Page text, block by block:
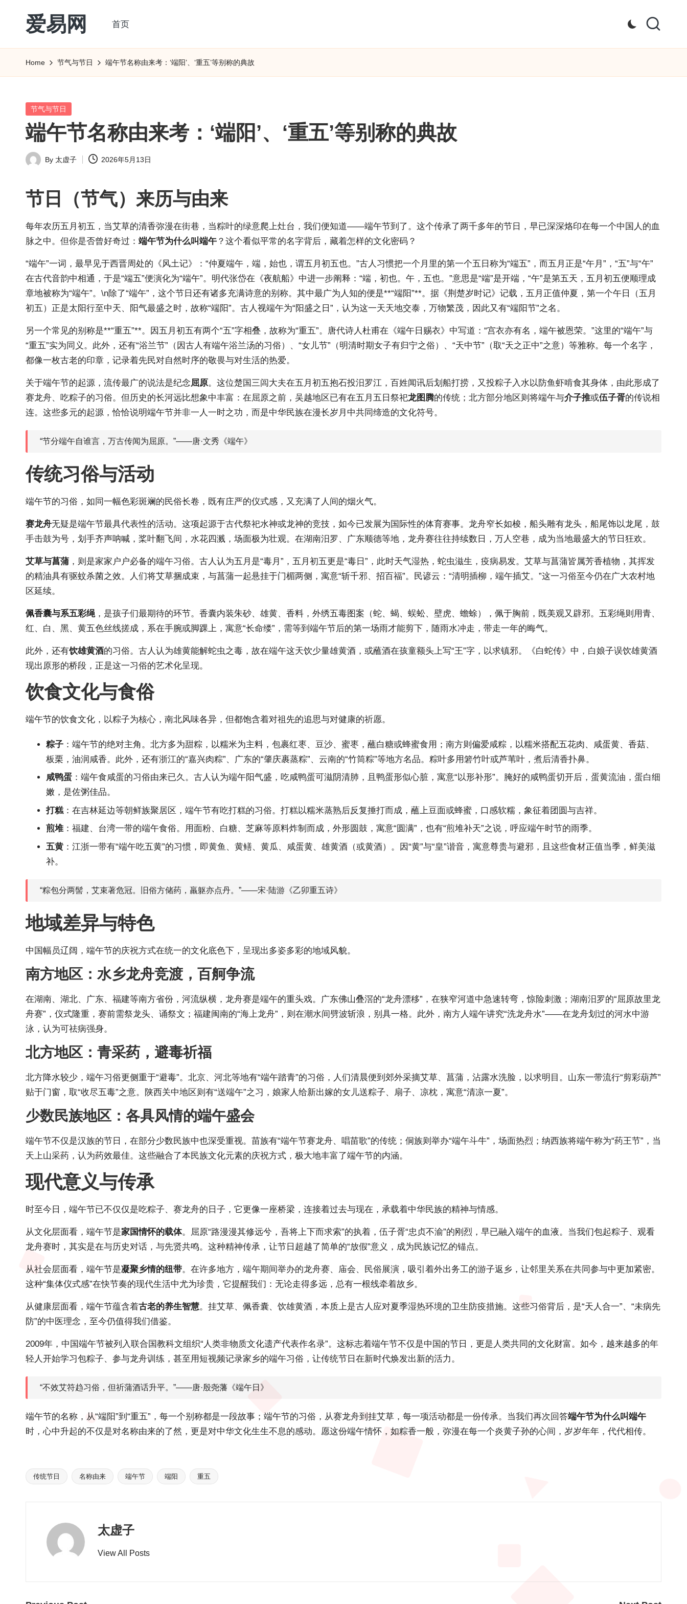
爱易网
历
阳
转
农
历
历
询
_2ebc.com
首页
Home 节气与节日 端午节名称由来考：‘端阳’、‘重五’等别称的典故
Posted
节气与节日
端午节名称由来考：‘端阳’、‘重五’等别称的典故
Posted
By 太虚子 2026年5月13日
节日（节气）来历与由来
每年农历五月初五，当艾草的清香弥漫在街巷，当粽叶的绿意爬上灶台，我们便知道——端午节到了。这个传承了两千多年的节日，早已深深烙印在每一个中国人的血
脉之中。但你是否曾好奇过： 端午节为什么叫端午 ？这个看似平常的名字背后，藏着怎样的文化密码？
“端午”一词，最早见于西晋周处的《风土记》：“仲夏端午，端，始也，谓五月初五也。”古人习惯把一个月里的第一个五日称为“端五”，而五月正是“午月”，“五”与“午”
在古代音韵中相通，于是“端五”便演化为“端午”。明代张岱在《夜航船》中进一步阐释：“端，初也。午，五也。”意思是“端”是开端，“午”是第五天，五月初五便顺理成
章地被称为“端午”。\n除了“端午”，这个节日还有诸多充满诗意的别称。其中最广为人知的便是**“端阳”**。据《荆楚岁时记》记载，五月正值仲夏，第一个午日（五月
初五）正是太阳行至中天、阳气最盛之时，故称“端阳”。古人视端午为“阳盛之日”，认为这一天天地交泰，万物繁茂，因此又有“端阳节”之名。
另一个常见的别称是**“重五”**。因五月初五有两个“五”字相叠，故称为“重五”。唐代诗人杜甫在《端午日赐衣》中写道：“宫衣亦有名，端午被恩荣。”这里的“端午”与
“重五”实为同义。此外，还有“浴兰节”（因古人有端午浴兰汤的习俗）、“女儿节”（明清时期女子有归宁之俗）、“天中节”（取“天之正中”之意）等雅称。每一个名字，
都像一枚古老的印章，记录着先民对自然时序的敬畏与对生活的热爱。
关于端午节的起源，流传最广的说法是纪念屈原。这位楚国三闾大夫在五月初五抱石投汨罗江，百姓闻讯后划船打捞，又投粽子入水以防鱼虾啃食其身体，由此形成了
赛龙舟、吃粽子的习俗。但历史的长河远比想象中丰富：在屈原之前，吴越地区已有在五月五日祭祀龙图腾的传统；北方部分地区则将端午与介子推或伍子胥的传说相
连。这些多元的起源，恰恰说明端午节并非一人一时之功，而是中华民族在漫长岁月中共同缔造的文化符号。
“节分端午自谁言，万古传闻为屈原。”——唐·文秀《端午》
传统习俗与活动
端午节的习俗，如同一幅色彩斑斓的民俗长卷，既有庄严的仪式感，又充满了人间的烟火气。
赛龙舟无疑是端午节最具代表性的活动。这项起源于古代祭祀水神或龙神的竞技，如今已发展为国际性的体育赛事。龙舟窄长如梭，船头雕有龙头，船尾饰以龙尾，鼓
手击鼓为号，划手齐声呐喊，桨叶翻飞间，水花四溅，场面极为壮观。在湖南汨罗、广东顺德等地，龙舟赛往往持续数日，万人空巷，成为当地最盛大的节日狂欢。
艾草与菖蒲 ，则是家家户户必备的端午习俗。古人认为五月是“毒月”，五月初五更是“毒日”，此时天气湿热，蛇虫滋生，疫病易发。艾草与菖蒲皆属芳香植物，其挥发
的精油具有驱蚊杀菌之效。人们将艾草捆成束，与菖蒲一起悬挂于门楣两侧，寓意“斩千邪、招百福”。民谚云：“清明插柳，端午插艾。”这一习俗至今仍在广大农村地
区延续。
佩香囊与系五彩绳，是孩子们最期待的环节。香囊内装朱砂、雄黄、香料，外绣五毒图案（蛇、蝎、蜈蚣、壁虎、蟾蜍），佩于胸前，既美观又辟邪。五彩绳则用青、
红、白、黑、黄五色丝线搓成，系在手腕或脚踝上，寓意“长命缕”，需等到端午节后的第一场雨才能剪下，随雨水冲走，带走一年的晦气。
此外，还有饮雄黄酒的习俗。古人认为雄黄能解蛇虫之毒，故在端午这天饮少量雄黄酒，或蘸酒在孩童额头上写“王”字，以求镇邪。《白蛇传》中，白娘子误饮雄黄酒
现出原形的桥段，正是这一习俗的艺术化呈现。
饮食文化与食俗
端午节的饮食文化，以粽子为核心，南北风味各异，但都饱含着对祖先的追思与对健康的祈愿。
粽子 ：端午节的绝对主角。北方多为甜粽，以糯米为主料，包裹红枣、豆沙、蜜枣，蘸白糖或蜂蜜食用；南方则偏爱咸粽，以糯米搭配五花肉、咸蛋黄、香菇、
板栗，油润咸香。此外，还有浙江的“嘉兴肉粽”、广东的“肇庆裹蒸粽”、云南的“竹筒粽”等地方名品。粽叶多用箬竹叶或芦苇叶，煮后清香扑鼻。
咸鸭蛋 ：端午食咸蛋的习俗由来已久。古人认为端午阳气盛，吃咸鸭蛋可滋阴清肺，且鸭蛋形似心脏，寓意“以形补形”。腌好的咸鸭蛋切开后，蛋黄流油，蛋白细
嫩，是佐粥佳品。
打糕 ：在吉林延边等朝鲜族聚居区，端午节有吃打糕的习俗。打糕以糯米蒸熟后反复捶打而成，蘸上豆面或蜂蜜，口感软糯，象征着团圆与吉祥。
煎堆 ：福建、台湾一带的端午食俗。用面粉、白糖、芝麻等原料炸制而成，外形圆鼓，寓意“圆满”，也有“煎堆补天”之说，呼应端午时节的雨季。
五黄 ：江浙一带有“端午吃五黄”的习惯，即黄鱼、黄鳝、黄瓜、咸蛋黄、雄黄酒（或黄酒）。因“黄”与“皇”谐音，寓意尊贵与避邪，且这些食材正值当季，鲜美滋
补。
“粽包分两髻，艾束著危冠。旧俗方储药，羸躯亦点丹。”——宋·陆游《乙卯重五诗》
地域差异与特色
中国幅员辽阔，端午节的庆祝方式在统一的文化底色下，呈现出多姿多彩的地域风貌。
南方地区：水乡龙舟竞渡，百舸争流
在湖南、湖北、广东、福建等南方省份，河流纵横，龙舟赛是端午的重头戏。广东佛山叠滘的“龙舟漂移”，在狭窄河道中急速转弯，惊险刺激；湖南汨罗的“屈原故里龙
舟赛”，仪式隆重，赛前需祭龙头、诵祭文；福建闽南的“海上龙舟”，则在潮水间劈波斩浪，别具一格。此外，南方人端午讲究“洗龙舟水”——在龙舟划过的河水中游
泳，认为可祛病强身。
北方地区：青采药，避毒祈福
北方降水较少，端午习俗更侧重于“避毒”。北京、河北等地有“端午踏青”的习俗，人们清晨便到郊外采摘艾草、菖蒲，沾露水洗脸，以求明目。山东一带流行“剪彩葫芦”
贴于门窗，取“收尽五毒”之意。陕西关中地区则有“送端午”之习，娘家人给新出嫁的女儿送粽子、扇子、凉枕，寓意“清凉一夏”。
少数民族地区：各具风情的端午盛会
端午节不仅是汉族的节日，在部分少数民族中也深受重视。苗族有“端午节赛龙舟、唱苗歌”的传统；侗族则举办“端午斗牛”，场面热烈；纳西族将端午称为“药王节”，当
天上山采药，认为药效最佳。这些融合了本民族文化元素的庆祝方式，极大地丰富了端午节的内涵。
现代意义与传承
时至今日，端午节已不仅仅是吃粽子、赛龙舟的日子，它更像一座桥梁，连接着过去与现在，承载着中华民族的精神与情感。
从文化层面看，端午节是家国情怀的载体。屈原“路漫漫其修远兮，吾将上下而求索”的执着，伍子胥“忠贞不渝”的刚烈，早已融入端午的血液。当我们包起粽子、观看
龙舟赛时，其实是在与历史对话，与先贤共鸣。这种精神传承，让节日超越了简单的“放假”意义，成为民族记忆的锚点。
从社会层面看，端午节是凝聚乡情的纽带。在许多地方，端午期间举办的龙舟赛、庙会、民俗展演，吸引着外出务工的游子返乡，让邻里关系在共同参与中更加紧密。
这种“集体仪式感”在快节奏的现代生活中尤为珍贵，它提醒我们：无论走得多远，总有一根线牵着故乡。
从健康层面看，端午节蕴含着古老的养生智慧。挂艾草、佩香囊、饮雄黄酒，本质上是古人应对夏季湿热环境的卫生防疫措施。这些习俗背后，是“天人合一”、“未病先
防”的中医理念，至今仍值得我们借鉴。
2009年，中国端午节被列入联合国教科文组织“人类非物质文化遗产代表作名录”。这标志着端午节不仅是中国的节日，更是人类共同的文化财富。如今，越来越多的年
轻人开始学习包粽子、参与龙舟训练，甚至用短视频记录家乡的端午习俗，让传统节日在新时代焕发出新的活力。
“不效艾符趋习俗，但祈蒲酒话升平。”——唐·殷尧藩《端午日》
端午节的名称，从“端阳”到“重五”，每一个别称都是一段故事；端午节的习俗，从赛龙舟到挂艾草，每一项活动都是一份传承。当我们再次回答端午节为什么叫端午
时，心中升起的不仅是对名称由来的了然，更是对中华文化生生不息的感动。愿这份端午情怀，如粽香一般，弥漫在每一个炎黄子孙的心间，岁岁年年，代代相传。
Tags:
传统节日 名称由来 端午节 端阳 重五
太虚子
View All Posts